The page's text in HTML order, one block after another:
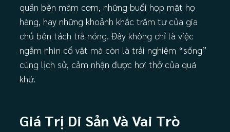
quần bên mâm cơm, những buổi họp mặt họ
hàng, hay những khoảnh khắc trầm tư của gia
chủ bên tách trà nóng. Đây không chỉ là việc
ngắm nhìn cổ vật mà còn là trải nghiệm “sống”
cùng lịch sử, cảm nhận được hơi thở của quá
khứ.
Giá Trị Di Sản Và Vai Trò